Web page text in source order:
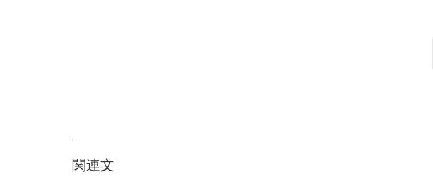
関連文